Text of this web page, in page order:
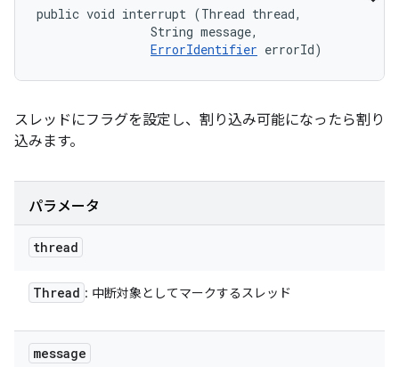
public void interrupt (Thread thread,
                String message,
ErrorIdentifier errorId)
スレッドにフラグを設定し、割り込み可能になったら割り
込みます。
パラメータ
thread
Thread : 中断対象としてマークするスレッド
message